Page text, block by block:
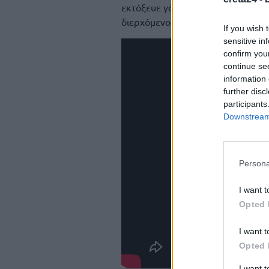
If you wish
sensitive
confirm
continue
information
further
I want
Opted
I want
Opted
εκτόξευε γάλα και νερό προς
διερχόμενους.